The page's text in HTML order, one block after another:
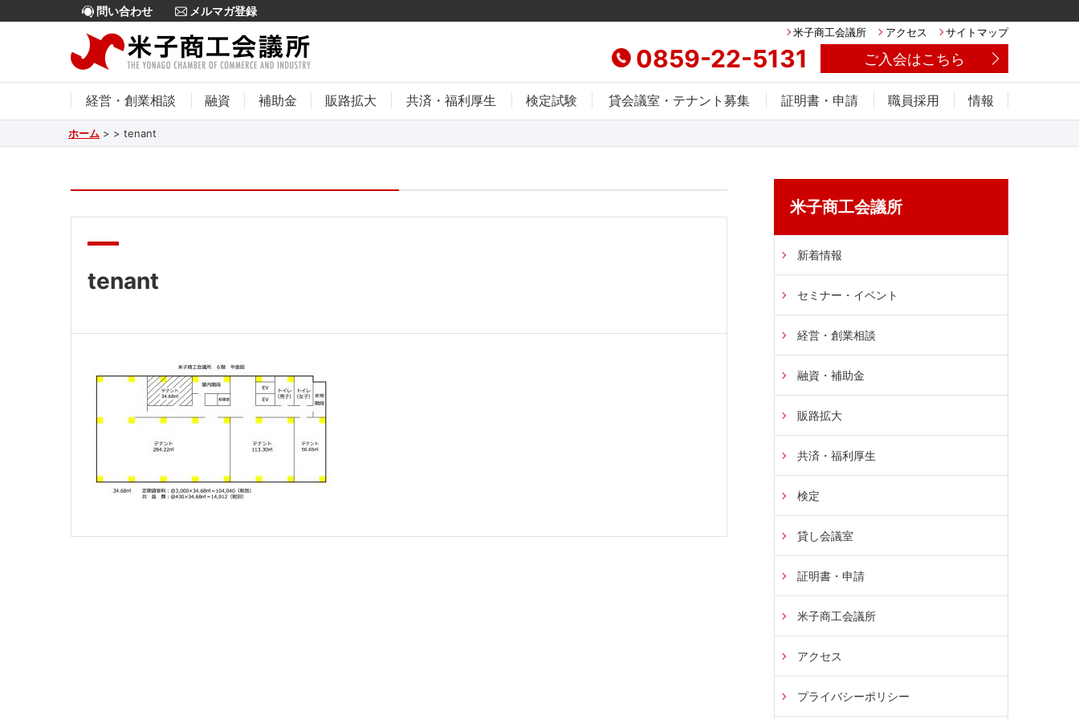
問い合わせ メルマガ登録
米子商工会議所 アクセス サイトマップ
ご入会はこちら
0859-22-5131
経営・創業相談 融資 補助金 販路拡大 共済・福利厚生 検定試験 貸会議室・テナント募集 証明書・申請 職員採用 情報
ホーム > > tenant
tenant
米子商工会議所
新着情報
セミナー・イベント
経営・創業相談
融資・補助金
販路拡大
共済・福利厚生
検定
貸し会議室
証明書・申請
米子商工会議所
アクセス
プライバシーポリシー